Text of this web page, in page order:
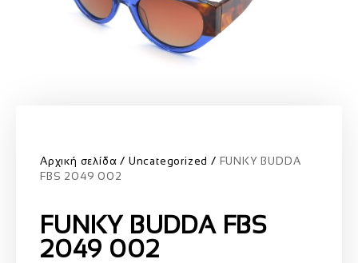
Αρχική σελίδα Uncategorized
FUNKY BUDDA
FBS 2049 002
FUNKY BUDDA FBS
2049 002